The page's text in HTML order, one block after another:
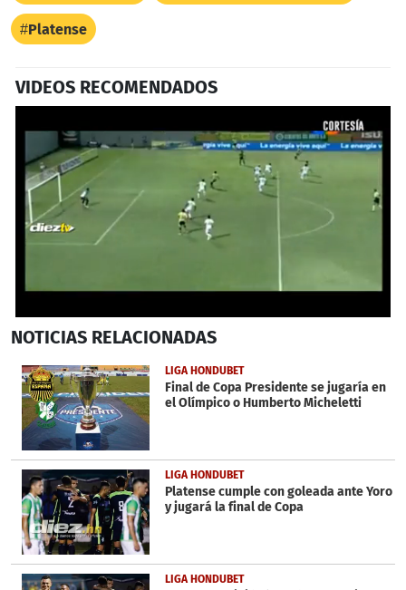
Platense
VIDEOS RECOMENDADOS
seconds
32
seconds
NOTICIAS RELACIONADAS
LIGA HONDUBET
Final de Copa Presidente se jugaría en
el Olímpico o Humberto Micheletti
LIGA HONDUBET
Platense cumple con goleada ante Yoro
y jugará la final de Copa
LIGA HONDUBET